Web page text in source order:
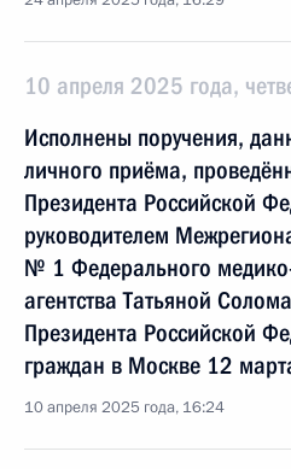
10 апреля 2025 года,
Исполнены поручения,
личного приёма,
Президента Российской
руководителем
№ 1 Федерального
агентства Татьяной
Президента Российской
граждан в Москве 12
10 апреля 2025 года, 16:24